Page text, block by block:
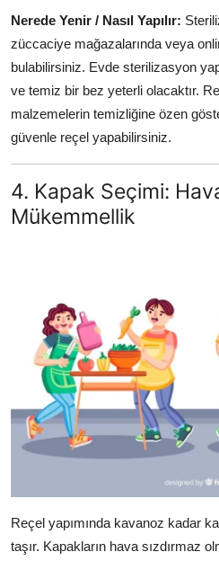
Nerede Yenir / Nasıl Yapılır:
züccaciye mağazalarında veya
bulabilirsiniz. Evde sterilizasyon
ve temiz bir bez yeterli olacaktır.
malzemelerin temizliğine özen
güvenle reçel yapabilirsiniz.
4. Kapak Seçimi:
Mükemmellik
Reçel yapımında kavanoz kadar
taşır. Kapakların hava sızdırmaz